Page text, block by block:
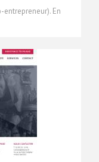
entrepreneur). En